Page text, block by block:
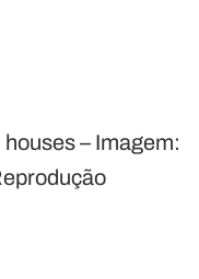
– Imagem: